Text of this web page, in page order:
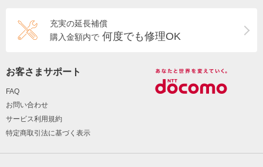
充実の延長補償
購入金額内で 何度でも修理OK
お客さまサポート
FAQ
お問い合わせ
サービス利用規約
特定商取引法に基づく表示